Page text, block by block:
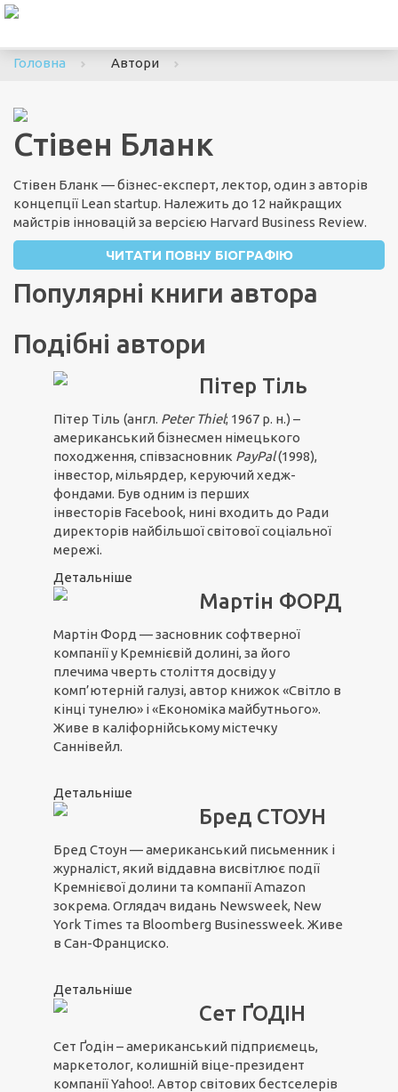
Головна
Автори
Стівен Бланк
Стівен Бланк — бізнес-експерт, лектор, один з авторів
концепції Lean startup. Належить до 12 найкращих
майстрів інновацій за версією Harvard Business Review.
ЧИТАТИ ПОВНУ БІОГРАФІЮ
Популярні книги автора
Подібні автори
Пітер Тіль
Пітер Тіль (англ. Peter Thiel; 1967 р. н.) –
американський бізнесмен німецького
походження, співзасновник PayPal(1998),
інвестор, мільярдер, керуючий хедж-
фондами. Був одним із перших
інвесторів Facebook, нині входить до Ради
директорів найбільшої світової соціальної
мережі.
Детальніше
Мартін ФОРД
Мартін Форд — засновник софтверної
компанії у Кремнієвій долині, за його
плечима чверть століття досвіду у
комп’ютерній галузі, автор книжок «Світло в
кінці тунелю» і «Економіка майбутнього».
Живе в каліфорнійському містечку
Саннівейл.
Детальніше
Бред СТОУН
Бред Стоун — американський письменник і
журналіст, який віддавна висвітлює події
Кремнієвої долини та компанії Amazon
зокрема. Оглядач видань Newsweek, New
York Times та Bloomberg Businessweek. Живе
в Сан-Франциско.
Детальніше
Сет ҐОДІН
Сет Ґодін – американський підприємець,
маркетолог, колишній віце-президент
компанії Yahoo!. Автор світових бестселерів